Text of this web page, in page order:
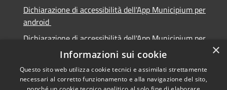
Dichiarazione di accessibilità dell'App Municipium per
android
Dichiarazione di accessibilità dell'App Municipium per
×
Informazioni sui cookie
Questo sito web utilizza cookie tecnici e assimilati strettamente
necessari al corretto funzionamento e alla navigazione del sito,